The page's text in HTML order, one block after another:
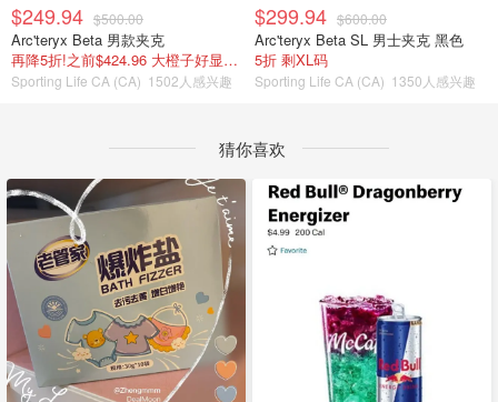
$249.94 $500.00
Arc'teryx Beta 男款夹克
再降5折!之前$424.96 大橙子好显白 蹲补
Sporting Life CA (CA) 1502人感兴趣
$299.94 $600.00
Arc'teryx Beta SL 男士夹克 黑色
5折 剩XL码
Sporting Life CA (CA) 1350人感兴趣
猜你喜欢